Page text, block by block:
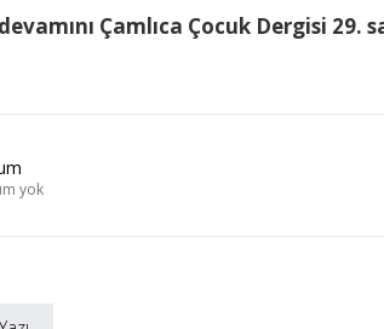
devamını Çamlıca Çocuk Dergisi
yok